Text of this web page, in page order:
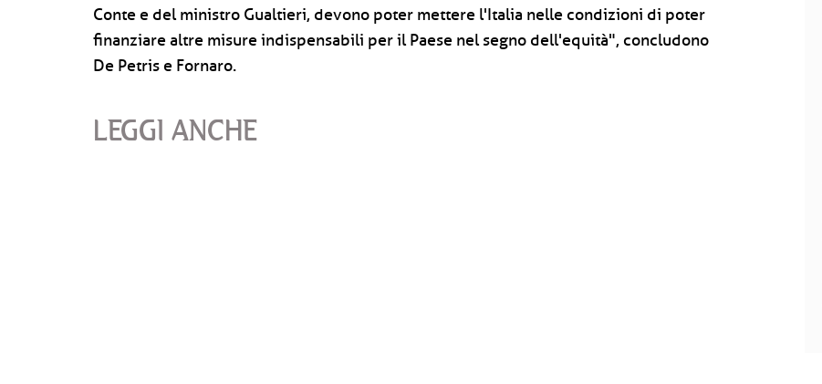
Conte e del ministro Gualtieri, devono poter mettere l'Italia nelle condizioni di poter
finanziare altre misure indispensabili per il Paese nel segno dell'equità", concludono
De Petris e Fornaro.
LEGGI ANCHE